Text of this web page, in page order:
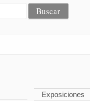
Exposiciones